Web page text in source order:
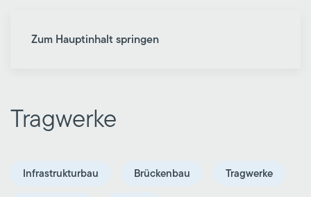
Zum Hauptinhalt springen
Tragwerke
Infrastrukturbau Brückenbau Tragwerke